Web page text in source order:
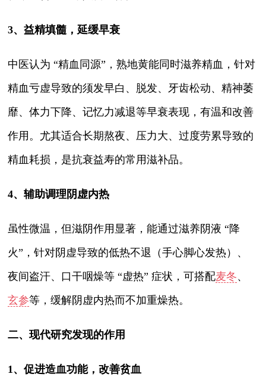
3、益精填髓，延缓早衰
中医认为 “精血同源”，熟地黄能同时滋养精血，针对
精血亏虚导致的须发早白、脱发、牙齿松动、精神萎
靡、体力下降、记忆力减退等早衰表现，有温和改善
作用。尤其适合长期熬夜、压力大、过度劳累导致的
精血耗损，是抗衰益寿的常用滋补品。
4、辅助调理阴虚内热
虽性微温，但滋阴作用显著，能通过滋养阴液 “降
火”，针对阴虚导致的低热不退（手心脚心发热）、
夜间盗汗、口干咽燥等 “虚热” 症状，可搭配麦冬、
玄参等，缓解阴虚内热而不加重燥热。
二、现代研究发现的作用
1、促进造血功能，改善贫血